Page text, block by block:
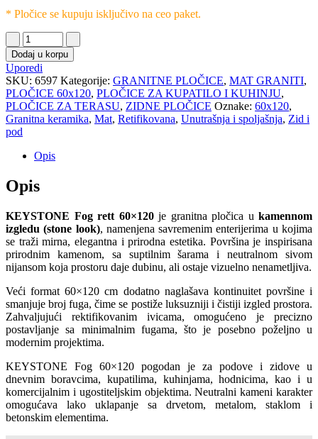
* Pločice se kupuju isključivo na ceo paket.
Dodaj u korpu
Uporedi
SKU: 6597 Kategorije: GRANITNE PLOČICE, MAT GRANITI,
PLOČICE 60x120, PLOČICE ZA KUPATILO I KUHINJU,
PLOČICE ZA TERASU, ZIDNE PLOČICE Oznake: 60x120,
Granitna keramika, Mat, Retifikovana, Unutrašnja i spoljašnja, Zid i
pod
Opis
Opis
KEYSTONE Fog rett 60×120je granitna pločica u kamennom
izgledu (stone look), namenjena savremenim enterijerima u kojima
se traži mirna, elegantna i prirodna estetika. Površina je inspirisana
prirodnim kamenom, sa suptilnim šarama i neutralnom sivom
nijansom koja prostoru daje dubinu, ali ostaje vizuelno nenametljiva.
Veći format 60×120 cm dodatno naglašava kontinuitet površine i
smanjuje broj fuga, čime se postiže luksuzniji i čistiji izgled prostora.
Zahvaljujući rektifikovanim ivicama, omogućeno je precizno
postavljanje sa minimalnim fugama, što je posebno poželjno u
modernim projektima.
KEYSTONE Fog 60×120 pogodan je za podove i zidove u
dnevnim boravcima, kupatilima, kuhinjama, hodnicima, kao i u
komercijalnim i ugostiteljskim objektima. Neutralni kameni karakter
omogućava lako uklapanje sa drvetom, metalom, staklom i
betonskim elementima.